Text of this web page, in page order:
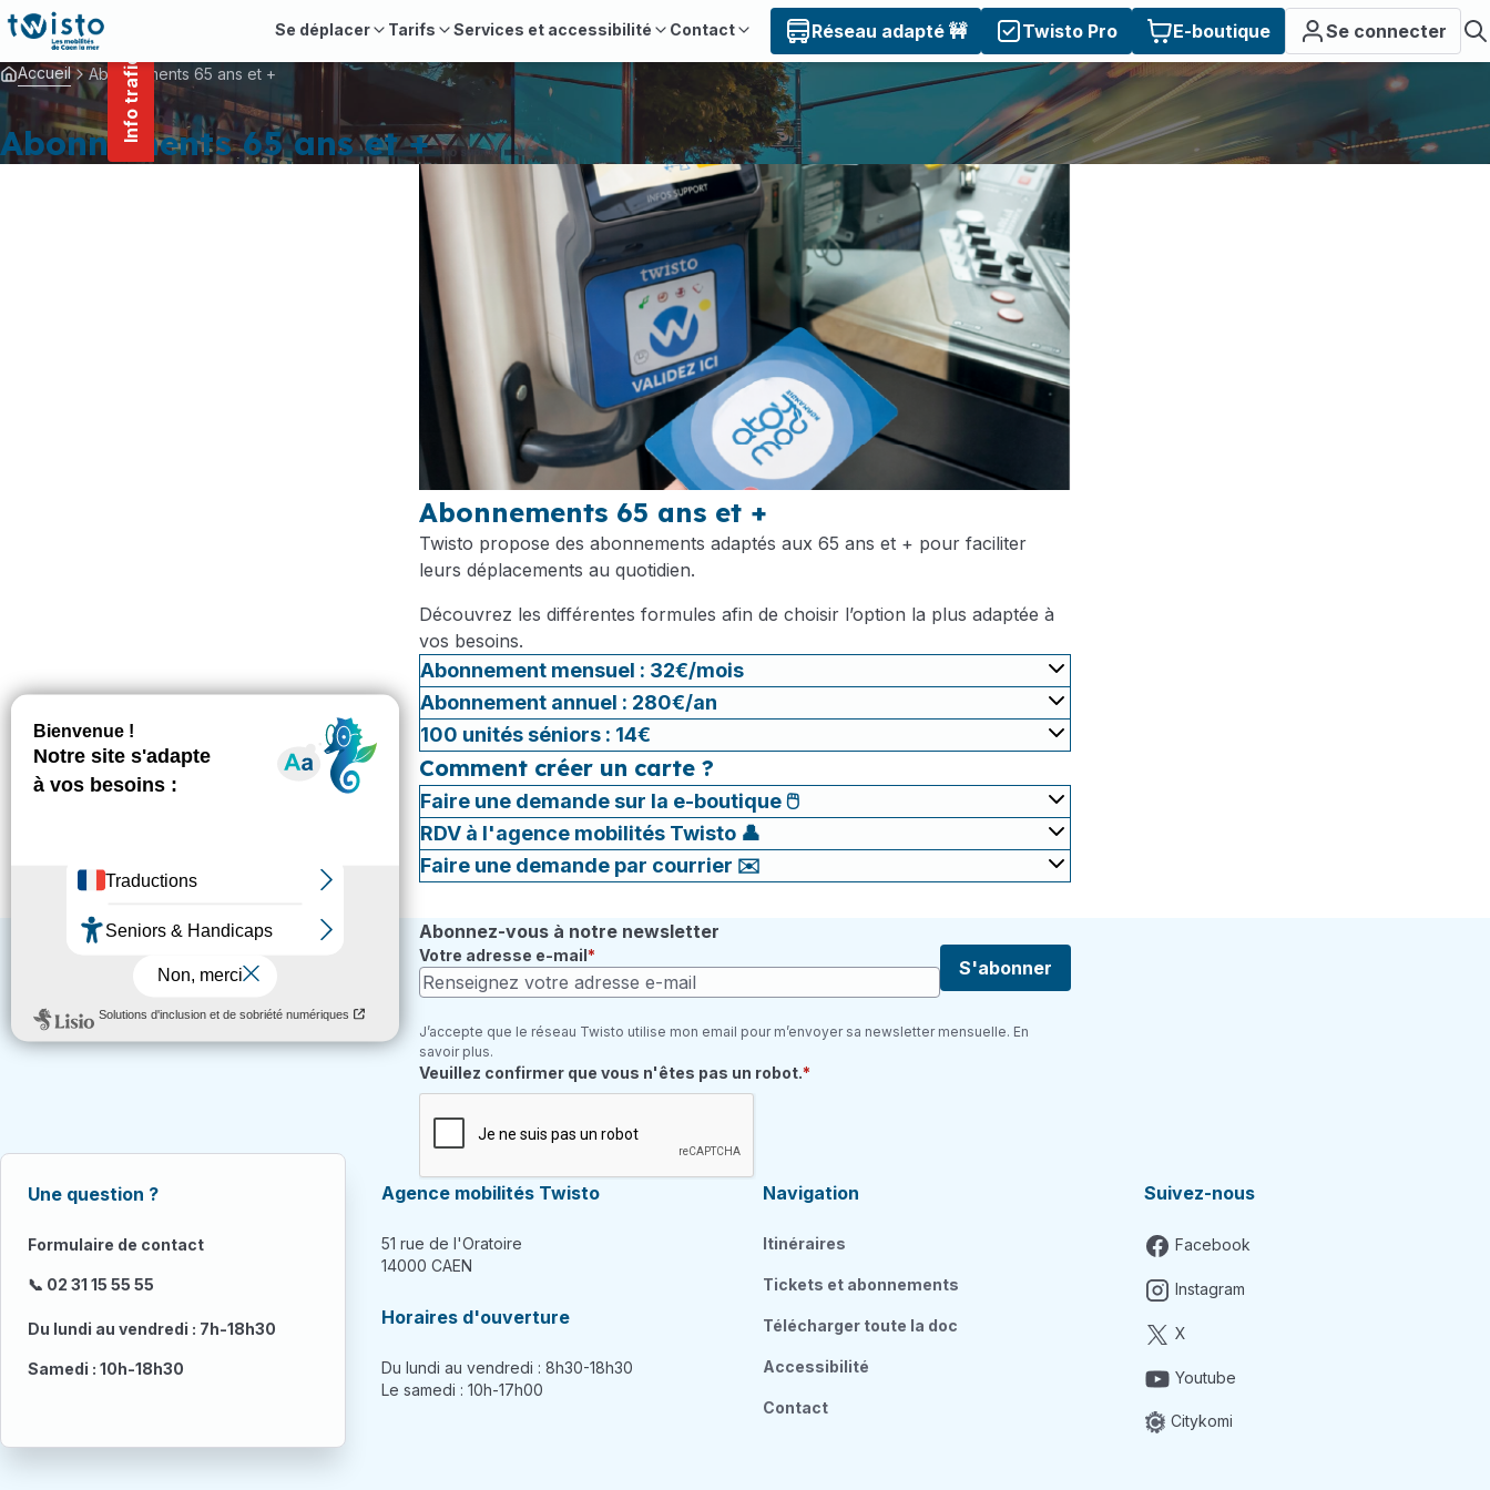
principal
Se déplacer Tarifs Services et accessibilité Contact Réseau adapté 🚧 Twisto Pro E-boutique Se connecter
Info trafic
Accueil Abonnements 65 ans et +
Abonnements 65 ans et +
Abonnements 65 ans et +
Twisto propose des abonnements adaptés aux 65 ans et + pour faciliter
leurs déplacements au quotidien.
Découvrez les différentes formules afin de choisir l’option la plus adaptée à
vos besoins.
Abonnement mensuel : 32€/mois
Abonnement annuel : 280€/an
100 unités séniors : 14€
Comment créer un carte ?
Faire une demande sur la e-boutique 🖱️
RDV à l'agence mobilités Twisto 👤
Faire une demande par courrier ✉️
Abonnez-vous à notre newsletter
Votre adresse e-mail
S'abonner
J’accepte que le réseau Twisto utilise mon email pour m’envoyer sa newsletter mensuelle. En
savoir plus.
Champ requis
Veuillez confirmer que vous n'êtes pas un robot.
Une question ?
Formulaire de contact
📞 02 31 15 55 55
Du lundi au vendredi : 7h-18h30
Samedi : 10h-18h30
Agence mobilités Twisto
51 rue de l'Oratoire
14000 CAEN
Horaires d'ouverture
Du lundi au vendredi : 8h30-18h30
Le samedi : 10h-17h00
Navigation
Itinéraires
Tickets et abonnements
Télécharger toute la doc
Accessibilité
Contact
Suivez-nous
Facebook
Instagram
X
Youtube
Citykomi
Panneau de gestion des cookies